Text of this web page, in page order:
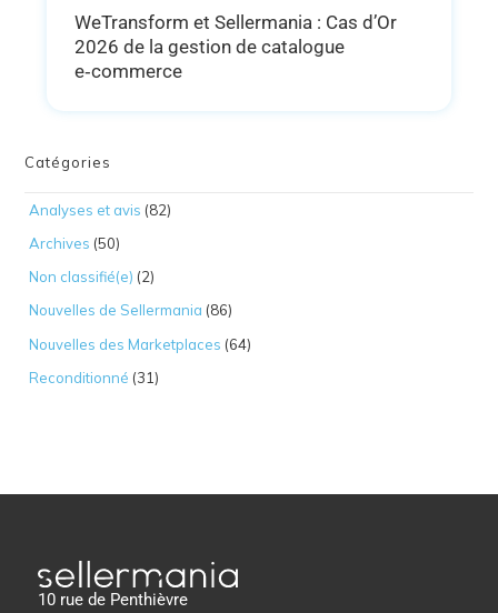
WeTransform et Sellermania : Cas d’Or
2026 de la gestion de catalogue
e‑commerce
Catégories
Analyses et avis (82)
Archives (50)
Non classifié(e) (2)
Nouvelles de Sellermania (86)
Nouvelles des Marketplaces (64)
Reconditionné (31)
10 rue de Penthièvre